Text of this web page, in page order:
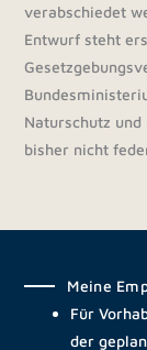
verabschiedet
Entwurf steht
Naturschutz
bisher nicht
Meine
Für
der